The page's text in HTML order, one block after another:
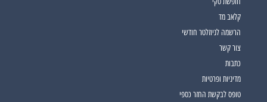
קלאב מד
הרשמה לניוזלטר חודשי
צור קשר
כתבות
מדיניות ופרטיות
טופס לבקשת החזר כספי